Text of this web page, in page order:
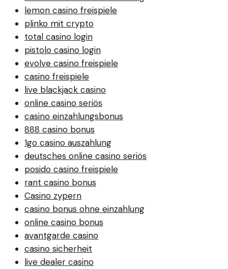
lemon casino freispiele
plinko mit crypto
total casino login
pistolo casino login
evolve casino freispiele
casino freispiele
live blackjack casino
online casino seriös
casino einzahlungsbonus
888 casino bonus
1go casino auszahlung
deutsches online casino seriös
posido casino freispiele
rant casino bonus
Casino zypern
casino bonus ohne einzahlung
online casino bonus
avantgarde casino
casino sicherheit
live dealer casino